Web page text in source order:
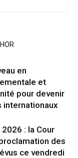
en
et
pour devenir
internationaux
: la Cour
des
ce vendredi